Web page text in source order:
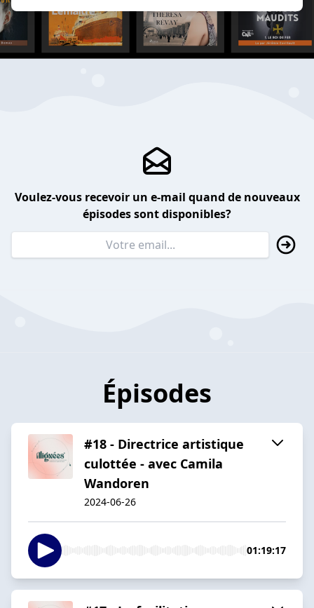
Voulez-vous recevoir un e-mail quand de nouveaux
épisodes sont disponibles?
Épisodes
#18 - Directrice artistique
culottée - avec Camila
Wandoren
2024-06-26
01:19:17